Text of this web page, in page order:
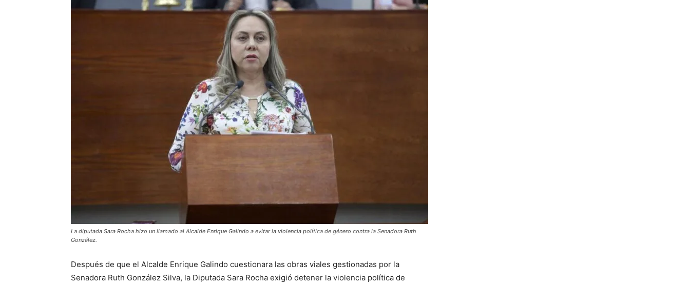
La diputada Sara Rocha hizo un llamado al Alcalde Enrique Galindo a evitar la violencia política de género contra la Senadora Ruth
González.
Después de que el Alcalde Enrique Galindo cuestionara las obras viales gestionadas por la
Senadora Ruth González Silva, la Diputada Sara Rocha exigió detener la violencia política de